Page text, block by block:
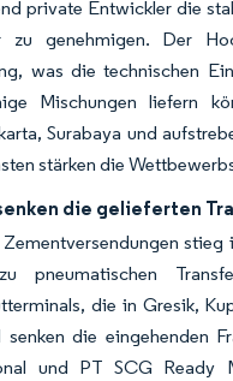
private Entwickler die
zu genehmigen. Der
was die technischen
Mischungen liefern
Surabaya und
stärken die
die gelieferten
die in Gresik,
die eingehenden
und PT SCG Ready